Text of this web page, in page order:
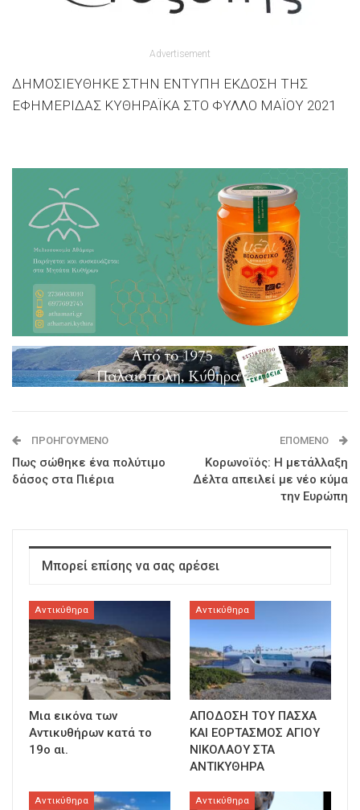
Advertisement
ΔΗΜΟΣΙΕΥΘΗΚΕ ΣΤΗΝ ΕΝΤΥΠΗ ΕΚΔΟΣΗ ΤΗΣ
ΕΦΗΜΕΡΙΔΑΣ ΚΥΘΗΡΑΪΚΑ ΣΤΟ ΦΥΛΛΟ ΜΑΪΟΥ 2021
ΠΡΟΗΓΟΎΜΕΝΟ
Πως σώθηκε ένα πολύτιμο
δάσος στα Πιέρια
ΕΠΌΜΕΝΟ
Κορωνοϊός: Η μετάλλαξη
Δέλτα απειλεί με νέο κύμα
την Ευρώπη
Μπορεί επίσης να σας αρέσει
Αντικύθηρα
Μια εικόνα των
Αντικυθήρων κατά το
19ο αι.
Αντικύθηρα
ΑΠΟΔΟΣΗ ΤΟΥ ΠΑΣΧΑ
ΚΑΙ ΕΟΡΤΑΣΜΟΣ ΑΓΙΟΥ
ΝΙΚΟΛΑΟΥ ΣΤΑ
ΑΝΤΙΚΥΘΗΡΑ
Αντικύθηρα Αντικύθηρα